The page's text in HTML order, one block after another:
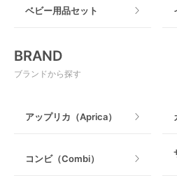
授乳グッズ・ママ用品
ベビー用品セット
BRAND
ブランドから探す
アップリカ（Aprica）
コンビ（Combi）